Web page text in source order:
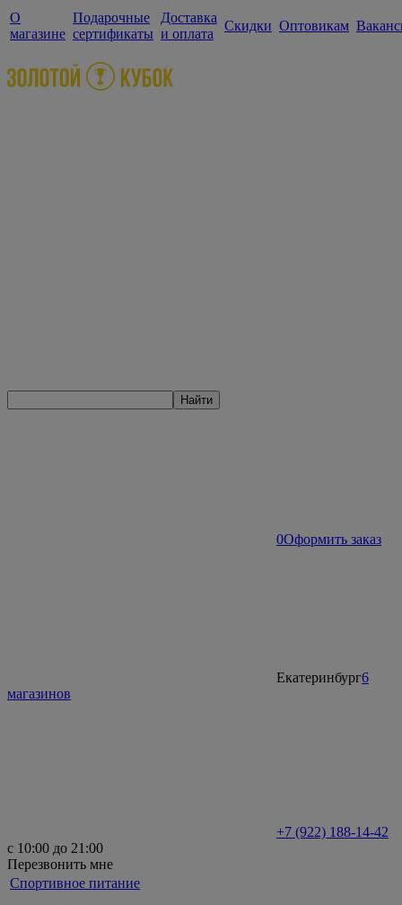
О
магазине
Подарочные
сертификаты
Доставка
и оплата
Скидки Оптовикам
Найти
0Оформить заказ
Екатеринбург6
магазинов
+7 (922) 188-14-42
с 10:00 до 21:00
Перезвонить мне
Спортивное питание